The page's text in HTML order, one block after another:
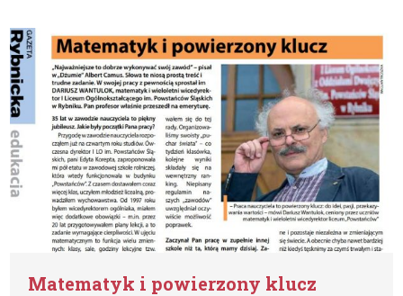
Matematyk i powierzony klucz